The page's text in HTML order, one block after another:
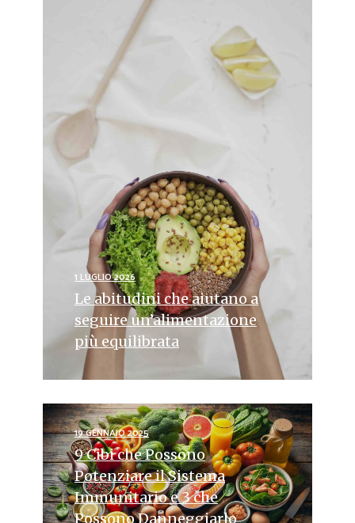
1 LUGLIO 2026
Le abitudini che aiutano a
seguire un’alimentazione
più equilibrata
19 GENNAIO 2025
9 Cibi che Possono
Potenziare il Sistema
Immunitario e 3 che
Possono Danneggiarlo